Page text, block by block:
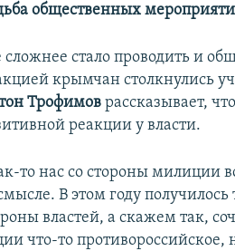
общественных
сложнее стало проводить и
крымчан столкнулись
Трофимов рассказывает,
реакции у власти.
то нас со стороны милиции
В этом году
властей, а скажем так,
что-то